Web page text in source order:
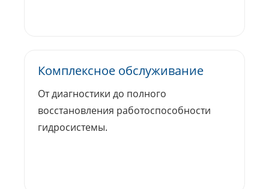
Комплексное обслуживание
От диагностики до полного
восстановления работоспособности
гидросистемы.